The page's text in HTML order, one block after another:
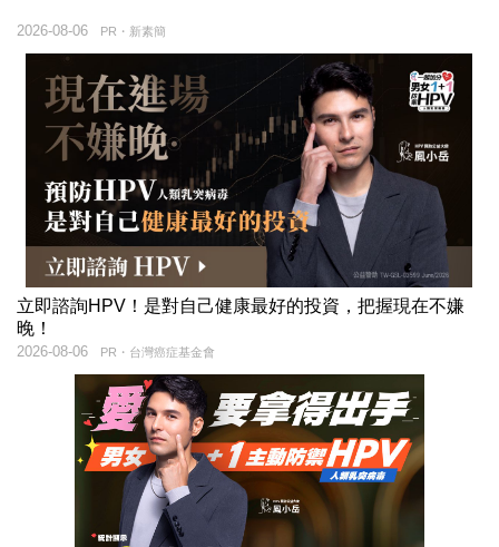
PR・新素簡
2026-08-06
立即諮詢HPV！是對自己健康最好的投資，把握現在不嫌
晚！
PR・台灣癌症基金會
2026-08-06